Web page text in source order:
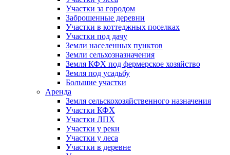
Участки за городом
Заброшенные деревни
Участки в коттеджных поселках
Участки под дачу
Земли населенных пунктов
Земли сельхозназначения
Земля КФХ под фермерское хозяйство
Земля под усадьбу
Большие участки
Аренда
Земля сельскохозяйственного назначения
Участки КФХ
Участки ЛПХ
Участки у реки
Участки у леса
Участки в деревне